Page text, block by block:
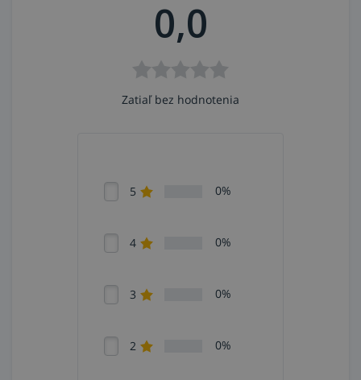
0,0
Zatiaľ bez hodnotenia
5 0%
4 0%
3 0%
2 0%